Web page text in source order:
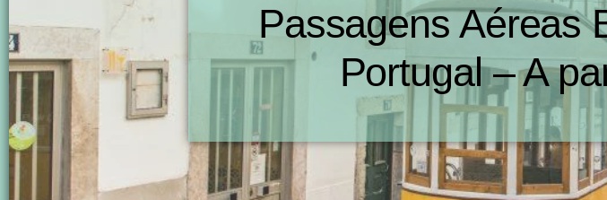
Passagens Aéreas
Portugal – A